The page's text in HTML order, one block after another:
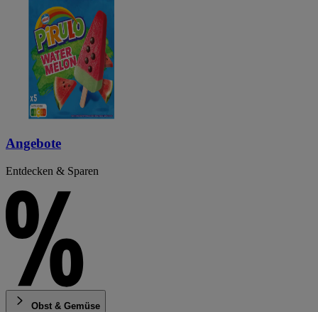
Angebote
Entdecken & Sparen
Obst & Gemüse